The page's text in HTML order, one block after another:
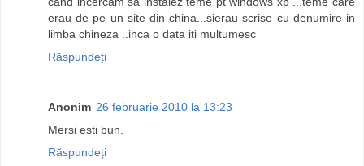
erau de pe un site din china...sierau scrise cu denumire in
limba chineza ..inca o data iti multumesc
Răspundeți
Anonim 26 februarie 2010 la 13:23
Mersi esti bun.
Răspundeți